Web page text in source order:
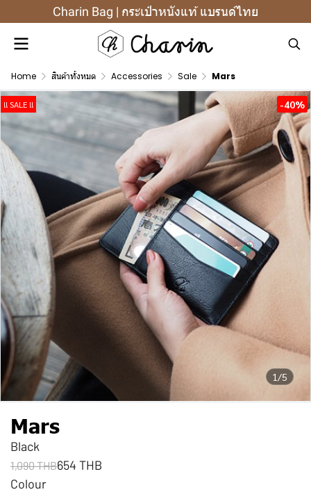
Charin Bag | กระเป๋าหนังแท้ แบรนด์ไทย
Home สินค้าทั้งหมด Accessories Sale Mars
1/5
!! SALE !! -40%
Mars
Black
1,090 THB654 THB
Colour